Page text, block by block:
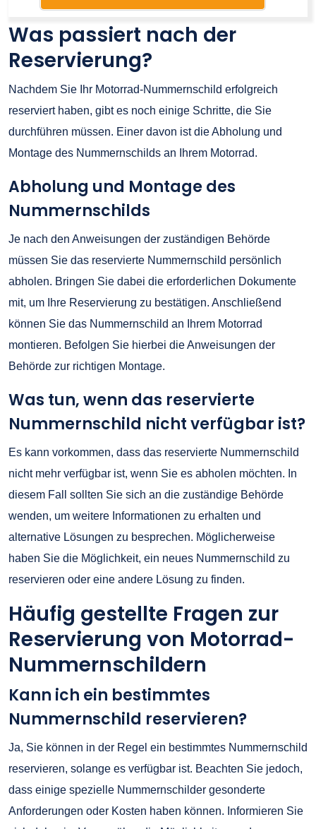
Was passiert nach der
Reservierung?
Nachdem Sie Ihr Motorrad-Nummernschild erfolgreich
reserviert haben, gibt es noch einige Schritte, die Sie
durchführen müssen. Einer davon ist die Abholung und
Montage des Nummernschilds an Ihrem Motorrad.
Abholung und Montage des
Nummernschilds
Je nach den Anweisungen der zuständigen Behörde
müssen Sie das reservierte Nummernschild persönlich
abholen. Bringen Sie dabei die erforderlichen Dokumente
mit, um Ihre Reservierung zu bestätigen. Anschließend
können Sie das Nummernschild an Ihrem Motorrad
montieren. Befolgen Sie hierbei die Anweisungen der
Behörde zur richtigen Montage.
Was tun, wenn das reservierte
Nummernschild nicht verfügbar ist?
Es kann vorkommen, dass das reservierte Nummernschild
nicht mehr verfügbar ist, wenn Sie es abholen möchten. In
diesem Fall sollten Sie sich an die zuständige Behörde
wenden, um weitere Informationen zu erhalten und
alternative Lösungen zu besprechen. Möglicherweise
haben Sie die Möglichkeit, ein neues Nummernschild zu
reservieren oder eine andere Lösung zu finden.
Häufig gestellte Fragen zur
Reservierung von Motorrad-
Nummernschildern
Kann ich ein bestimmtes
Nummernschild reservieren?
Ja, Sie können in der Regel ein bestimmtes Nummernschild
reservieren, solange es verfügbar ist. Beachten Sie jedoch,
dass einige spezielle Nummernschilder gesonderte
Anforderungen oder Kosten haben können. Informieren Sie